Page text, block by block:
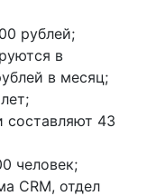
рублей;
в
в месяц;
составляют 43
человек;
CRM, отдел